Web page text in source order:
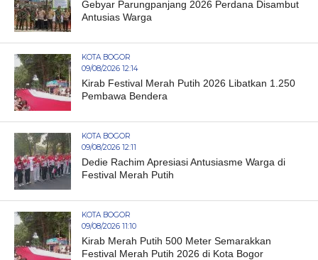
Gebyar Parungpanjang 2026 Perdana Disambut
Antusias Warga
KOTA BOGOR
09/08/2026 12:14
Kirab Festival Merah Putih 2026 Libatkan 1.250
Pembawa Bendera
KOTA BOGOR
09/08/2026 12:11
Dedie Rachim Apresiasi Antusiasme Warga di
Festival Merah Putih
KOTA BOGOR
09/08/2026 11:10
Kirab Merah Putih 500 Meter Semarakkan
Festival Merah Putih 2026 di Kota Bogor